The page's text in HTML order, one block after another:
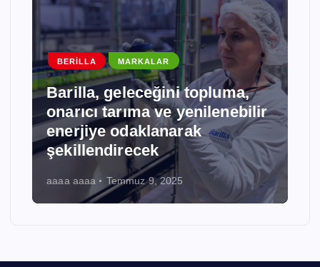
BORUSAN MARKALAR
Borusan Cat, Tecloman ile
Enerji Depolama Alanında
Stratejik İş Birliğine İmza Attı
aaaa aaaa Temmuz 9, 2025